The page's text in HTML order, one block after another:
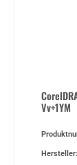
Vv+1YM
Hersteller: